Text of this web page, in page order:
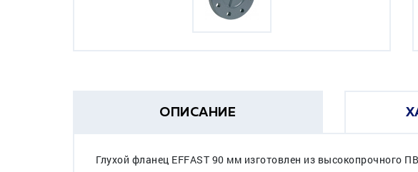
ОПИСАНИЕ
Глухой фланец EFFAST 90 мм изготовлен из